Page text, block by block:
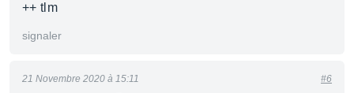
++ tlm
signaler
21 Novembre 2020 à 15:11 #6